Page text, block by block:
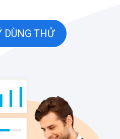
DÙNG THỬ